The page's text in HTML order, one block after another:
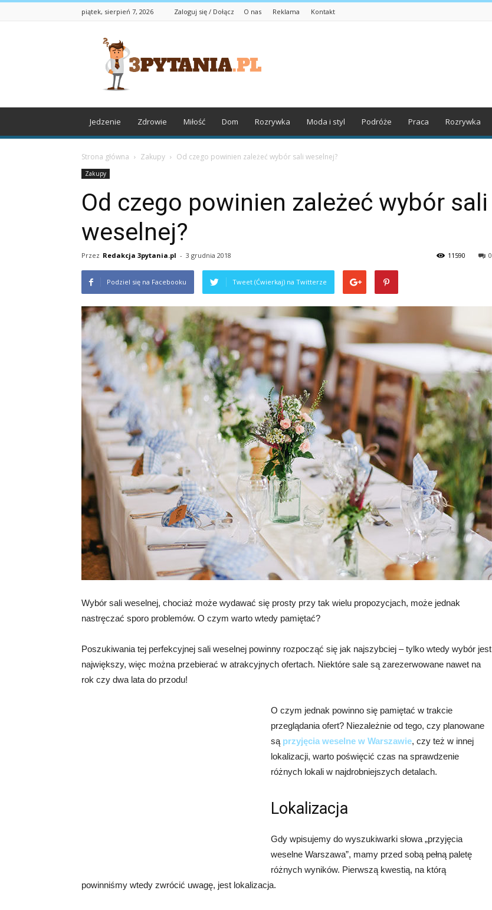
piątek, sierpień 7, 2026 Zaloguj się / Dołącz O nas Reklama Kontakt
3pytania.pl
Jedzenie Zdrowie Miłość Dom Rozrywka Moda i styl Podróże Praca Rozrywka
Strona główna Zakupy Od czego powinien zależeć wybór sali weselnej?
Zakupy
Od czego powinien zależeć wybór sali
weselnej?
Przez Redakcja 3pytania.pl - 3 grudnia 2018 0
11590
Podziel się na Facebooku Tweet (Ćwierkaj) na Twitterze
Wybór sali weselnej, chociaż może wydawać się prosty przy tak wielu propozycjach, może jednak
nastręczać sporo problemów. O czym warto wtedy pamiętać?
Poszukiwania tej perfekcyjnej sali weselnej powinny rozpocząć się jak najszybciej – tylko wtedy wybór jest
największy, więc można przebierać w atrakcyjnych ofertach. Niektóre sale są zarezerwowane nawet na
rok czy dwa lata do przodu!
O czym jednak powinno się pamiętać w trakcie
przeglądania ofert? Niezależnie od tego, czy planowane
są przyjęcia weselne w Warszawie, czy też w innej
lokalizacji, warto poświęcić czas na sprawdzenie
różnych lokali w najdrobniejszych detalach.
Lokalizacja
Gdy wpisujemy do wyszukiwarki słowa „przyjęcia
weselne Warszawa”, mamy przed sobą pełną paletę
różnych wyników. Pierwszą kwestią, na którą
powinniśmy wtedy zwrócić uwagę, jest lokalizacja.